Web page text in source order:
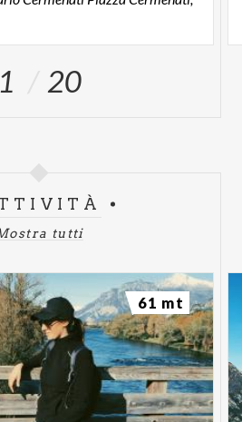
1 20
tutti
61 mt